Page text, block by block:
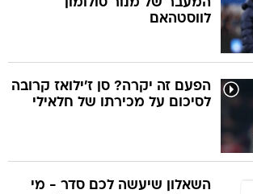
לווסטהאם
הפעם זה יקרה? סן ז'ילואז קרובה
לסיכום על מכירתו של חלאילי
השאלון שיעשה לכם סדר - מי